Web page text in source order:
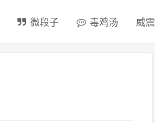
微段子 毒鸡汤 威